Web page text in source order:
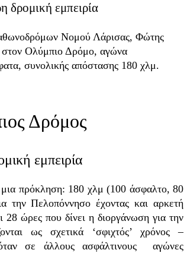
δρομική εμπειρία
Νομού Λάρισας, Φώτης
Ολύμπιο Δρόμο, αγώνα
συνολικής απόστασης 180 χλμ.
Δρόμος
εμπειρία
πρόκληση: 180 χλμ (100 άσφαλτο, 80
την Πελοπόννησο έχοντας και αρκετή
ώρες που δίνει η διοργάνωση για την
ως σχετικά ‘σφιχτός’ χρόνος –
σε άλλους ασφάλτινους αγώνες